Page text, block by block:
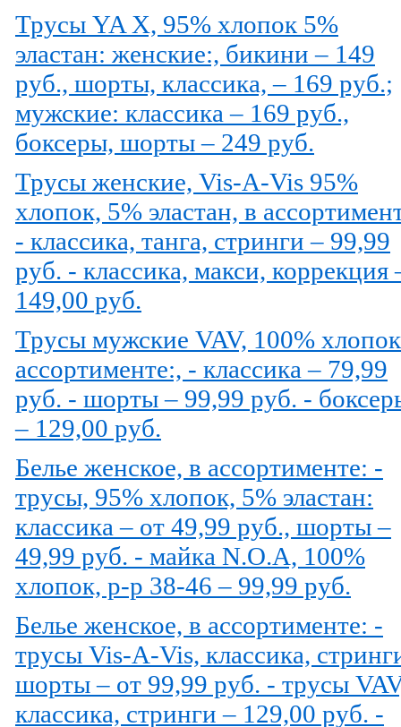
Трусы YA X, 95% хлопок 5%
эластан: женские:, бикини – 149
руб., шорты, классика, – 169 руб.;
мужские: классика – 169 руб.,
боксеры, шорты – 249 руб.
Трусы женские, Vis-A-Vis 95%
хлопок, 5% эластан, в
- классика, танга, стринги – 99,99
руб. - классика, макси, коррекция
149,00 руб.
Трусы мужские VAV, 100%
ассортименте:, - классика – 79,99
руб. - шорты – 99,99 руб. -
– 129,00 руб.
Белье женское, в ассортименте: -
трусы, 95% хлопок, 5% эластан:
классика – от 49,99 руб., шорты –
49,99 руб. - майка N.O.A, 100%
хлопок, р-р 38-46 – 99,99 руб.
Белье женское, в ассортименте: -
трусы Vis-A-Vis, классика,
шорты – от 99,99 руб. - трусы
классика, стринги – 129,00 руб. -